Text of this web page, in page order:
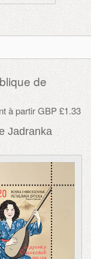
de
à partir GBP £1.33
Jadranka